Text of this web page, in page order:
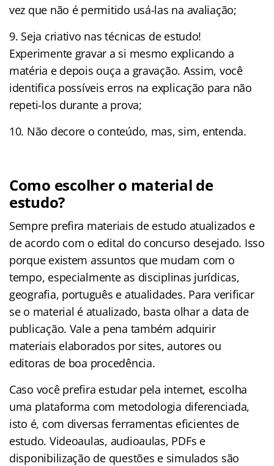
vez que não é permitido usá-las na avaliação;
9. Seja criativo nas técnicas de estudo!
Experimente gravar a si mesmo explicando a
matéria e depois ouça a gravação. Assim, você
identifica possíveis erros na explicação para não
repeti-los durante a prova;
10. Não decore o conteúdo, mas, sim, entenda.
Como escolher o material de
estudo?
Sempre prefira materiais de estudo atualizados e
de acordo com o edital do concurso desejado. Isso
porque existem assuntos que mudam com o
tempo, especialmente as disciplinas jurídicas,
geografia, português e atualidades. Para verificar
se o material é atualizado, basta olhar a data de
publicação. Vale a pena também adquirir
materiais elaborados por sites, autores ou
editoras de boa procedência.
Caso você prefira estudar pela internet, escolha
uma plataforma com metodologia diferenciada,
isto é, com diversas ferramentas eficientes de
estudo. Videoaulas, audioaulas, PDFs e
disponibilização de questões e simulados são